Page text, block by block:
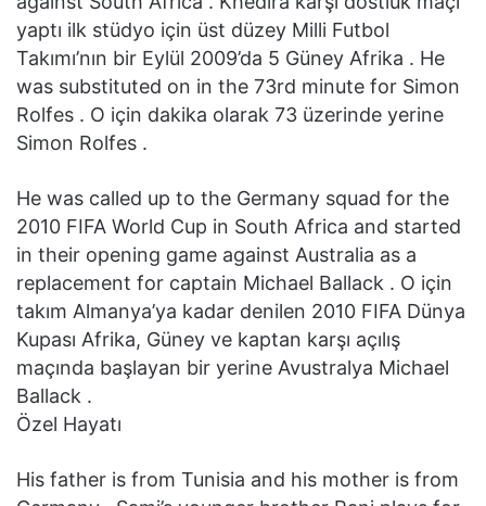
yaptı ilk stüdyo için üst düzey Milli Futbol
Takımı’nın bir Eylül 2009’da 5 Güney Afrika . He
was substituted on in the 73rd minute for Simon
Rolfes . O için dakika olarak 73 üzerinde yerine
Simon Rolfes .
He was called up to the Germany squad for the
2010 FIFA World Cup in South Africa and started
in their opening game against Australia as a
replacement for captain Michael Ballack . O için
takım Almanya’ya kadar denilen 2010 FIFA Dünya
Kupası Afrika, Güney ve kaptan karşı açılış
maçında başlayan bir yerine Avustralya Michael
Ballack .
Özel Hayatı
His father is from Tunisia and his mother is from